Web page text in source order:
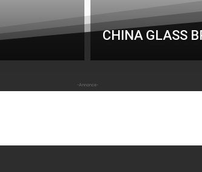
CHINA GLASS
-Annonce-